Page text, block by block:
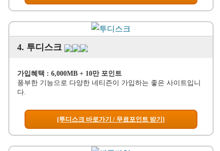
4. 투디스크
가입혜택 : 6,000MB + 10만 포인트
풍부한 기능으로 다양한 네티즌이 가입하는 좋은 사이트입니
다.
[투디스크 바로가기 / 무료포인트 받기]